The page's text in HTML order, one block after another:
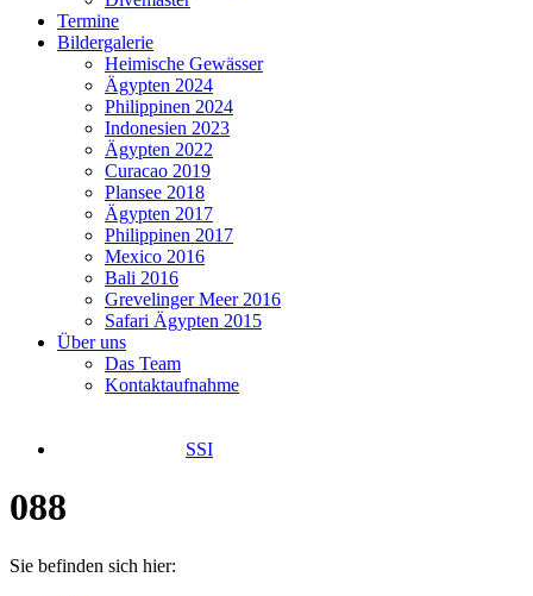
Termine
Bildergalerie
Heimische Gewässer
Ägypten 2024
Philippinen 2024
Indonesien 2023
Ägypten 2022
Curacao 2019
Plansee 2018
Ägypten 2017
Philippinen 2017
Mexico 2016
Bali 2016
Grevelinger Meer 2016
Safari Ägypten 2015
Über uns
Das Team
Kontaktaufnahme
SSI
088
Sie befinden sich hier: